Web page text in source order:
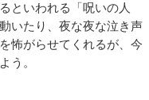
といわれる「呪いの人
いたり、夜な夜な泣き声
怖がらせてくれるが、今
う。